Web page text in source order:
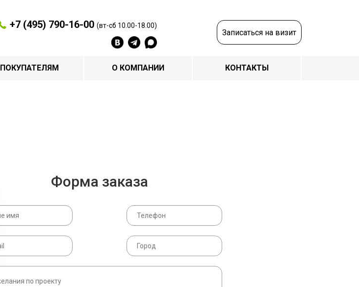
+7 (495) 790-16-00 (вт-сб 10.00-18.00)
Записаться на визит
ПОКУПАТЕЛЯМ О КОМПАНИИ КОНТАКТЫ
Форма заказа